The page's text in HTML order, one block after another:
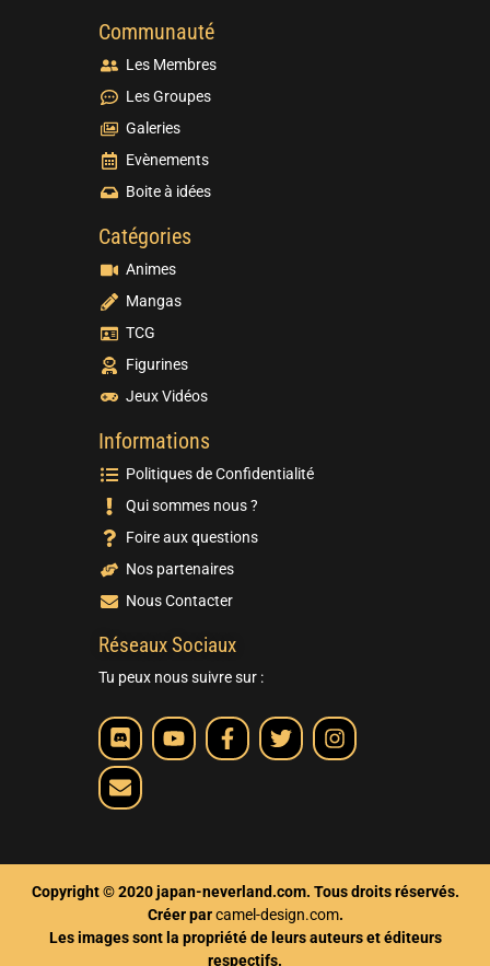
Communauté
Les Membres
Les Groupes
Galeries
Evènements
Boite à idées
Catégories
Animes
Mangas
TCG
Figurines
Jeux Vidéos
Informations
Politiques de Confidentialité
Qui sommes nous ?
Foire aux questions
Nos partenaires
Nous Contacter
Réseaux Sociaux
Tu peux nous suivre sur :
Copyright © 2020 japan-neverland.com. Tous droits réservés.
Créer parcamel-design.com.
Les images sont la propriété de leurs auteurs et éditeurs
respectifs.